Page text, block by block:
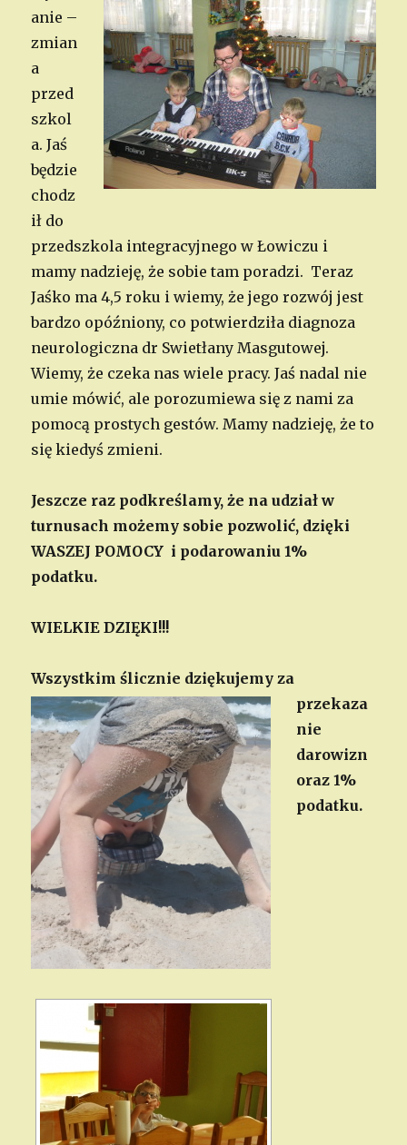
anie –
zmian
a
przed
szkol
a. Jaś
będzie
chodz
ił do
przedszkola integracyjnego w Łowiczu i
mamy nadzieję, że sobie tam poradzi. Teraz
Jaśko ma 4,5 roku i wiemy, że jego rozwój jest
bardzo opóźniony, co potwierdziła diagnoza
neurologiczna dr Swietłany Masgutowej.
Wiemy, że czeka nas wiele pracy. Jaś nadal nie
umie mówić, ale porozumiewa się z nami za
pomocą prostych gestów. Mamy nadzieję, że to
się kiedyś zmieni.
Jeszcze raz podkreślamy, że na udział w
turnusach możemy sobie pozwolić, dzięki
WASZEJ POMOCY i podarowaniu 1%
podatku.
WIELKIE DZIĘKI!!!
Wszystkim ślicznie dziękujemy za
przekaza
nie
darowizn
oraz 1%
podatku.